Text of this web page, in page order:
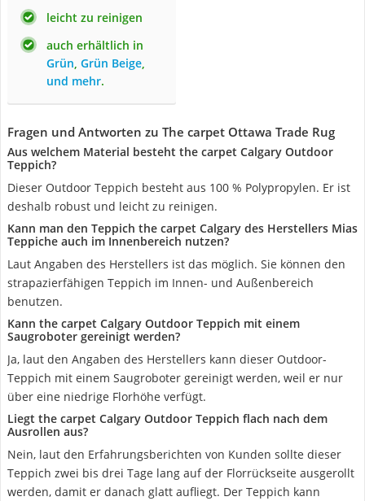
leicht zu reinigen
auch erhältlich in
Grün, Grün Beige,
und mehr.
Fragen und Antworten zu The carpet Ottawa Trade Rug
Aus welchem Material besteht the carpet Calgary Outdoor
Teppich?
Dieser Outdoor Teppich besteht aus 100 % Polypropylen. Er ist
deshalb robust und leicht zu reinigen.
Kann man den Teppich the carpet Calgary des Herstellers Mias
Teppiche auch im Innenbereich nutzen?
Laut Angaben des Herstellers ist das möglich. Sie können den
strapazierfähigen Teppich im Innen- und Außenbereich
benutzen.
Kann the carpet Calgary Outdoor Teppich mit einem
Saugroboter gereinigt werden?
Ja, laut den Angaben des Herstellers kann dieser Outdoor-
Teppich mit einem Saugroboter gereinigt werden, weil er nur
über eine niedrige Florhöhe verfügt.
Liegt the carpet Calgary Outdoor Teppich flach nach dem
Ausrollen aus?
Nein, laut den Erfahrungsberichten von Kunden sollte dieser
Teppich zwei bis drei Tage lang auf der Florrückseite ausgerollt
werden, damit er danach glatt aufliegt. Der Teppich kann